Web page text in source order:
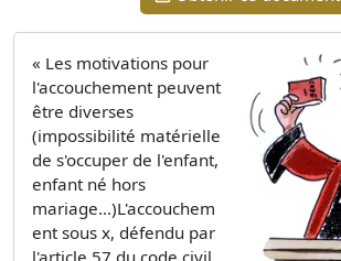
« Les motivations pour
l'accouchement peuvent
être diverses
(impossibilité matérielle
de s'occuper de l'enfant,
enfant né hors
mariage…)L'accouchem
ent sous x, défendu par